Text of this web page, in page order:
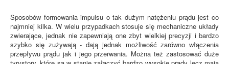
Sposobów formowania impulsu o tak dużym natężeniu prądu jest co
najmniej kilka. W wielu przypadkach stosuje się mechaniczne układy
zwierające, jednak nie zapewniają one zbyt wielkiej precyzji i bardzo
szybko się zużywają - dają jednak możliwość zarówno włączenia
przepływu prądu jak i jego przerwania. Można też zastosować duże